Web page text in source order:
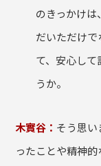
のきっかけ
だいただけ
て、安心して
うか。
木實谷： そう思
ったことや精神